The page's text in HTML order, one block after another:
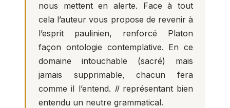
nous mettent en alerte. Face à tout
cela l’auteur vous propose de revenir à
l’esprit paulinien, renforcé Platon
façon ontologie contemplative. En ce
domaine intouchable (sacré) mais
jamais supprimable, chacun fera
comme il l’entend. Ilreprésentant bien
entendu un neutre grammatical.